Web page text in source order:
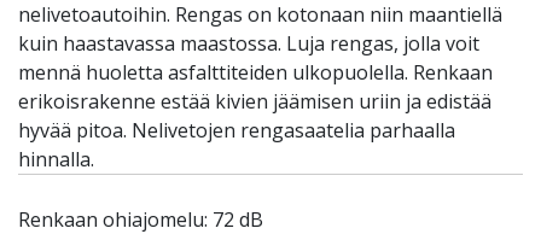
nelivetoautoihin. Rengas on kotonaan niin maantiellä
kuin haastavassa maastossa. Luja rengas, jolla voit
mennä huoletta asfalttiteiden ulkopuolella. Renkaan
erikoisrakenne estää kivien jäämisen uriin ja edistää
hyvää pitoa. Nelivetojen rengasaatelia parhaalla
hinnalla.
Renkaan ohiajomelu: 72 dB